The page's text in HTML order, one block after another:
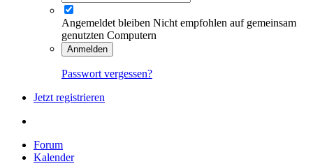
Angemeldet bleiben Nicht empfohlen auf gemeinsam
genutzten Computern
Anmelden
Passwort vergessen?
Jetzt registrieren
Forum
Kalender